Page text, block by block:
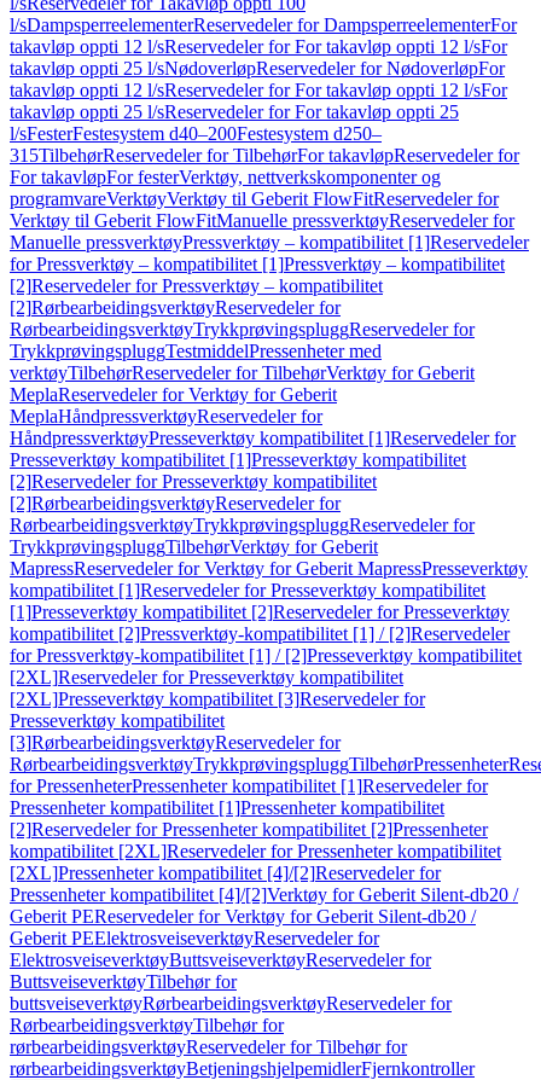
l/sDampsperreelementerReservedeler for DampsperreelementerFor
takavløp oppti 12 l/sReservedeler for For takavløp oppti 12 l/sFor
takavløp oppti 25 l/sNødoverløpReservedeler for NødoverløpFor
takavløp oppti 12 l/sReservedeler for For takavløp oppti 12 l/sFor
takavløp oppti 25 l/sReservedeler for For takavløp oppti 25
l/sFesterFestesystem d40–200Festesystem d250–
315TilbehørReservedeler for TilbehørFor takavløpReservedeler for
For takavløpFor festerVerktøy, nettverkskomponenter og
programvareVerktøyVerktøy til Geberit FlowFitReservedeler for
Verktøy til Geberit FlowFitManuelle pressverktøyReservedeler for
Manuelle pressverktøyPressverktøy – kompatibilitet [1]Reservedeler
for Pressverktøy – kompatibilitet [1]Pressverktøy – kompatibilitet
[2]Reservedeler for Pressverktøy – kompatibilitet
[2]RørbearbeidingsverktøyReservedeler for
RørbearbeidingsverktøyTrykkprøvingspluggReservedeler for
TrykkprøvingspluggTestmiddelPressenheter med
verktøyTilbehørReservedeler for TilbehørVerktøy for Geberit
MeplaReservedeler for Verktøy for Geberit
MeplaHåndpressverktøyReservedeler for
HåndpressverktøyPresseverktøy kompatibilitet [1]Reservedeler for
Presseverktøy kompatibilitet [1]Presseverktøy kompatibilitet
[2]Reservedeler for Presseverktøy kompatibilitet
[2]RørbearbeidingsverktøyReservedeler for
RørbearbeidingsverktøyTrykkprøvingspluggReservedeler for
TrykkprøvingspluggTilbehørVerktøy for Geberit
MapressReservedeler for Verktøy for Geberit MapressPresseverktøy
kompatibilitet [1]Reservedeler for Presseverktøy kompatibilitet
[1]Presseverktøy kompatibilitet [2]Reservedeler for Presseverktøy
kompatibilitet [2]Pressverktøy-kompatibilitet [1] / [2]Reservedeler
for Pressverktøy-kompatibilitet [1] / [2]Presseverktøy kompatibilitet
[2XL]Reservedeler for Presseverktøy kompatibilitet
[2XL]Presseverktøy kompatibilitet [3]Reservedeler for
Presseverktøy kompatibilitet
[3]RørbearbeidingsverktøyReservedeler for
RørbearbeidingsverktøyTrykkprøvingspluggTilbehørPressenheter
for PressenheterPressenheter kompatibilitet [1]Reservedeler for
Pressenheter kompatibilitet [1]Pressenheter kompatibilitet
[2]Reservedeler for Pressenheter kompatibilitet [2]Pressenheter
kompatibilitet [2XL]Reservedeler for Pressenheter kompatibilitet
[2XL]Pressenheter kompatibilitet [4]/[2]Reservedeler for
Pressenheter kompatibilitet [4]/[2]Verktøy for Geberit Silent-db20 /
Geberit PEReservedeler for Verktøy for Geberit Silent-db20 /
Geberit PEElektrosveiseverktøyReservedeler for
ElektrosveiseverktøyButtsveiseverktøyReservedeler for
ButtsveiseverktøyTilbehør for
buttsveiseverktøyRørbearbeidingsverktøyReservedeler for
RørbearbeidingsverktøyTilbehør for
rørbearbeidingsverktøyReservedeler for Tilbehør for
rørbearbeidingsverktøyBetjeningshjelpemidlerFjernkontroller